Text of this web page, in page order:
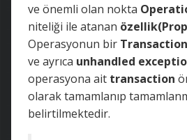
ve önemli olan nokta
niteliği ile atanan
Operasyonun bir
ve ayrıca unhandled
operasyona ait transaction
olarak tamamlanıp
belirtilmektedir.